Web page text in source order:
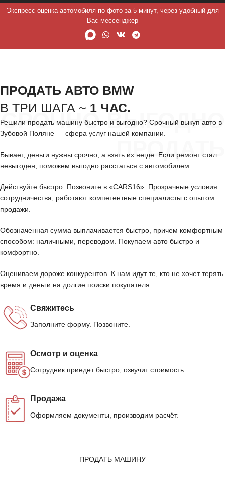
Экспресс оценка автомобиля по фото за 5 минут, через удобный для
Вас мессенджер
СРОЧНО ВЫГОДНО
ПРОДАТЬ
ПРОДАТЬ АВТО BMW
В ТРИ ШАГА ~ 1 ЧАС.
Решили продать машину быстро и выгодно? Срочный выкуп авто в
Зубовой Поляне — сфера услуг нашей компании.
Бывает, деньги нужны срочно, а взять их негде. Если ремонт стал
невыгоден, поможем выгодно расстаться с автомобилем.
Действуйте быстро. Позвоните в «CARS16». Прозрачные условия
сотрудничества, работают компетентные специалисты с опытом
продажи.
Обозначенная сумма выплачивается быстро, причем комфортным
способом: наличными, переводом. Покупаем авто быстро и
комфортно.
Оцениваем дороже конкурентов. К нам идут те, кто не хочет терять
время и деньги на долгие поиски покупателя.
Свяжитесь
Заполните форму. Позвоните.
Осмотр и оценка
Сотрудник приедет быстро, озвучит стоимость.
Продажа
Оформляем документы, производим расчёт.
ПРОДАТЬ МАШИНУ